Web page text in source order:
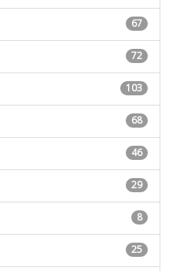
67
72
103
68
46
29
8
25